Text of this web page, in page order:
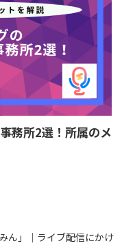
務所2選！所属のメ
ん」｜ライブ配信にかけ